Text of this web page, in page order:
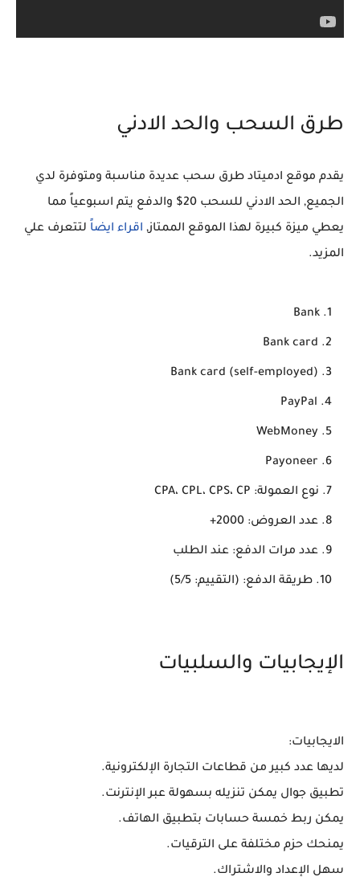
طرق السحب والحد الادني
يقدم موقع ادميتاد طرق سحب عديدة مناسبة ومتوفرة لدي
الجميع, الحد الادني للسحب 20$ والدفع يتم اسبوعياً مما
يعطي ميزة كبيرة لهذا الموقع الممتاز, اقراء ايضاً لتتعرف علي
المزيد.
Bank
Bank card
Bank card (self-employed)
PayPal
WebMoney
Payoneer
نوع العمولة: CPA، CPL، CPS، CP
عدد العروض: 2000+
عدد مرات الدفع: عند الطلب
طريقة الدفع: (التقييم: 5/5)
الإيجابيات والسلبيات
الايجابيات:
لديها عدد كبير من قطاعات التجارة الإلكترونية.
تطبيق جوال يمكن تنزيله بسهولة عبر الإنترنت.
يمكن ربط خمسة حسابات بتطبيق الهاتف.
يمنحك حزم مختلفة على الترقيات.
سهل الإعداد والاشتراك.